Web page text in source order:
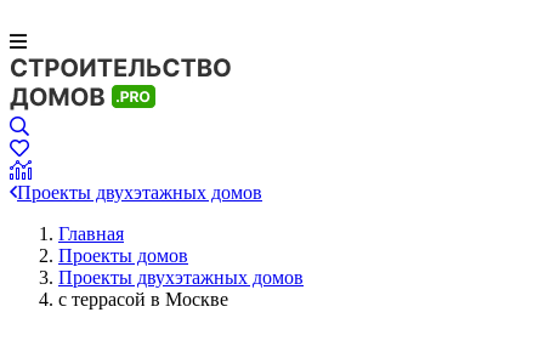
Проекты двухэтажных домов
Главная
Проекты домов
Проекты двухэтажных домов
с террасой в Москве